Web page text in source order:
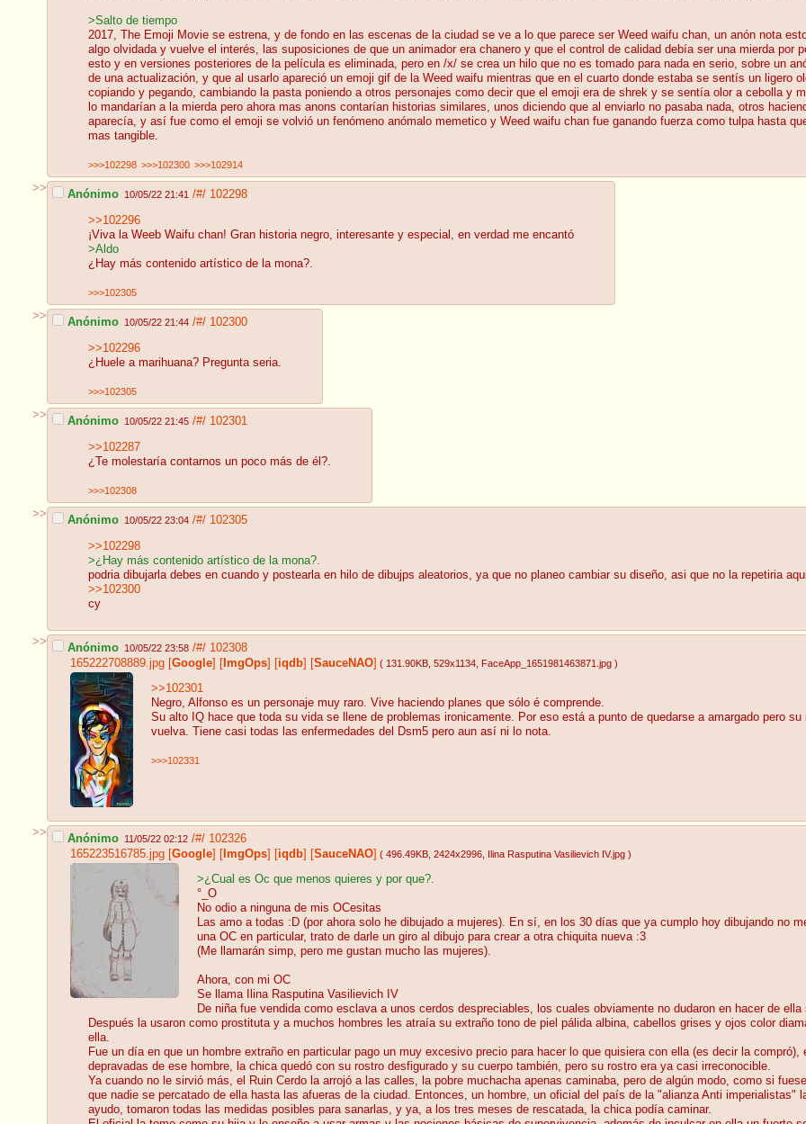
>Salto de tiempo
2017, The Emoji Movie se estrena, y de fondo en las escenas de la ciudad se ve a lo que parece ser Weed waifu chan, un anón nota
algo olvidada y vuelve el interés, las suposiciones de que un animador era chanero y que el control de calidad debía ser una mierda por
esto y en versiones posteriores de la película es eliminada, pero en /x/ se crea un hilo que no es tomado para nada en serio, sobre un
de una actualización, y que al usarlo apareció un emoji gif de la Weed waifu mientras que en el cuarto donde estaba se sentís un ligero
copiando y pegando, cambiando la pasta poniendo a otros personajes como decir que el emoji era de shrek y se sentía olor a cebolla y
lo mandarían a la mierda pero ahora mas anons contarían historias similares, unos diciendo que al enviarlo no pasaba nada, otros
aparecía, y así fue como el emoji se volvió un fenómeno anómalo memetico y Weed waifu chan fue ganando fuerza como tulpa hasta
mas tangible.
>>>102298 >>>102300 >>>102914
>> Anónimo 10/05/22 21:41 /#/ 102298
>>102296
¡Viva la Weeb Waifu chan! Gran historia negro, interesante y especial, en verdad me encantó
>Aldo
¿Hay más contenido artístico de la mona?.
>>>102305
>> Anónimo 10/05/22 21:44 /#/ 102300
>>102296
¿Huele a marihuana? Pregunta seria.
>>>102305
>> Anónimo 10/05/22 21:45 /#/ 102301
>>102287
¿Te molestaría contarnos un poco más de él?.
>>>102308
>> Anónimo 10/05/22 23:04 /#/ 102305
>>102298
>¿Hay más contenido artístico de la mona?.
podria dibujarla debes en cuando y postearla en hilo de dibujps aleatorios, ya que no planeo cambiar su diseño, asi que no la repetiria
>>102300
cy
>> Anónimo 10/05/22 23:58 /#/ 102308
165222708889.jpg [Google] [ ImgOps] [iqdb] [SauceNAO] ( 131.90KB , 529x1134 , FaceApp_1651981463871.jpg )
>>102301
Negro, Alfonso es un personaje muy raro. Vive haciendo planes que sólo é comprende.
Su alto IQ hace que toda su vida se llene de problemas ironicamente. Por eso está a punto de quedarse a amargado pero
vuelva. Tiene casi todas las enfermedades del Dsm5 pero aun así ni lo nota.
>>>102331
>> Anónimo 11/05/22 02:12 /#/ 102326
165223516785.jpg [Google] [ ImgOps] [iqdb] [SauceNAO] ( 496.49KB , 2424x2996 , Ilina Rasputina Vasilievich IV.jpg )
>¿Cual es Oc que menos quieres y por que?.
°_O
No odio a ninguna de mis OCesitas
Las amo a todas :D (por ahora solo he dibujado a mujeres). En sí, en los 30 días que ya cumplo hoy dibujando no
una OC en particular, trato de darle un giro al dibujo para crear a otra chiquita nueva :3
(Me llamarán simp, pero me gustan mucho las mujeres).
Ahora, con mi OC
Se llama Ilina Rasputina Vasilievich IV
De niña fue vendida como esclava a unos cerdos despreciables, los cuales obviamente no dudaron en hacer de ella
Después la usaron como prostituta y a muchos hombres les atraía su extraño tono de piel pálida albina, cabellos grises y ojos color
ella.
Fue un día en que un hombre extraño en particular pago un muy excesivo precio para hacer lo que quisiera con ella (es decir la
depravadas de ese hombre, la chica quedó con su rostro desfigurado y su cuerpo también, pero su rostro era ya casi irreconocible.
Ya cuando no le sirvió más, el Ruin Cerdo la arrojó a las calles, la pobre muchacha apenas caminaba, pero de algún modo, como si
que nadie se percatado de ella hasta las afueras de la ciudad. Entonces, un hombre, un oficial del país de la "alianza Anti imperialistas"
ayudo, tomaron todas las medidas posibles para sanarlas, y ya, a los tres meses de rescatada, la chica podía caminar.